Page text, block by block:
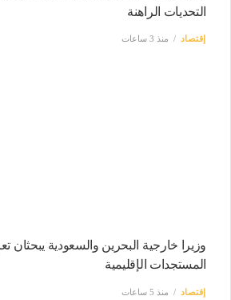
التحديات الراهنة
إقتصاد منذ 3 ساعات
وزيرا خارجية البحرين والسعودية يبحثان
المستجدات الإقليمية
إقتصاد منذ 5 ساعات